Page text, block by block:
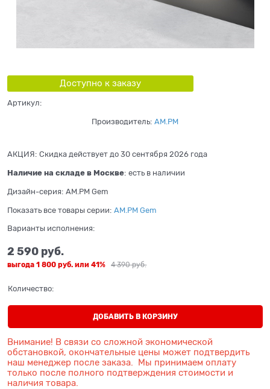
Доступно к заказу
Артикул:
Производитель: AM.PM
АКЦИЯ: Скидка действует до 30 сентября 2026 года
Наличие на складе в Москве: есть в наличии
Дизайн-серия: AM.PM Gem
Показать все товары серии: AM.PM Gem
Варианты исполнения:
4 390 руб.
2 590 руб.
выгода 1 800 руб. или 41%
Количество:
ДОБАВИТЬ В КОРЗИНУ
Внимание! В связи со сложной экономической
обстановкой, окончательные цены может подтвердить
наш менеджер после заказа. Мы принимаем оплату
только после полного подтверждения стоимости и
наличия товара.